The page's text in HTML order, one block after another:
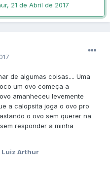
21 de Abril de 2017
de algumas coisas.... Uma
um ovo começa a
amanheceu levemente
a calopsita joga o ovo pro
o ovo sem querer na
responder a minha
Luiz Arthur